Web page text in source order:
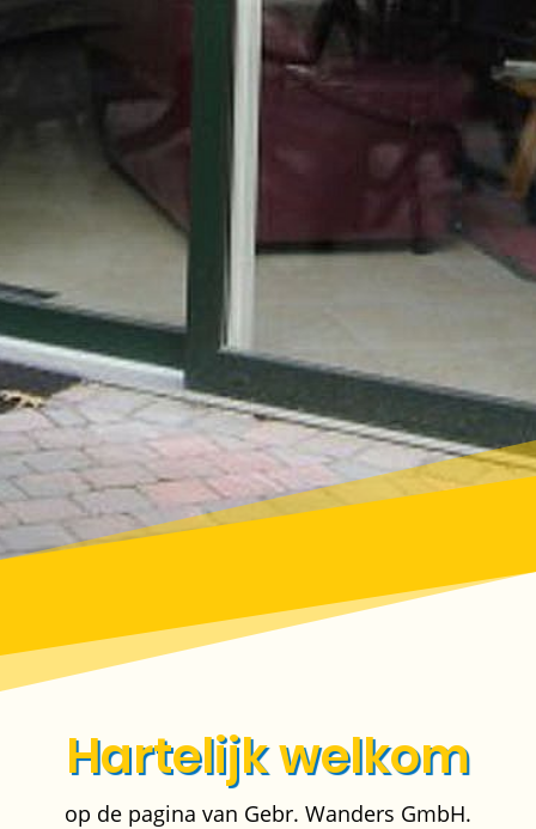
Hartelijk welkom
op de pagina van Gebr. Wanders GmbH.